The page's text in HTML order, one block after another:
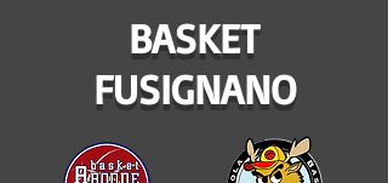
BASKET
FUSIGNANO